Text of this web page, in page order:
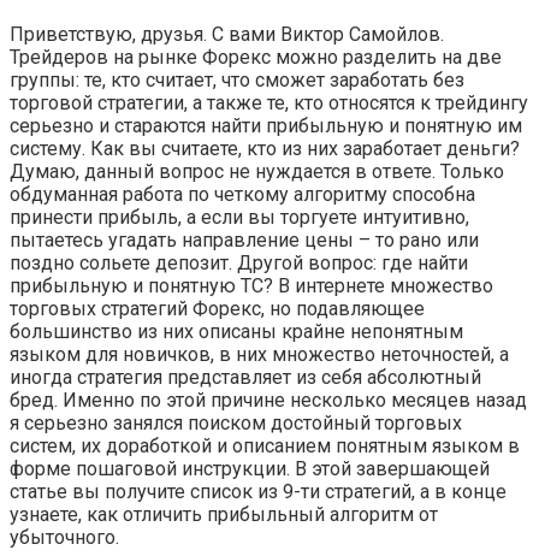
Приветствую, друзья. С вами Виктор Самойлов.
Трейдеров на рынке Форекс можно разделить на две
группы: те, кто считает, что сможет заработать без
торговой стратегии, а также те, кто относятся к трейдингу
серьезно и стараются найти прибыльную и понятную им
систему. Как вы считаете, кто из них заработает деньги?
Думаю, данный вопрос не нуждается в ответе. Только
обдуманная работа по четкому алгоритму способна
принести прибыль, а если вы торгуете интуитивно,
пытаетесь угадать направление цены – то рано или
поздно сольете депозит. Другой вопрос: где найти
прибыльную и понятную ТС? В интернете множество
торговых стратегий Форекс, но подавляющее
большинство из них описаны крайне непонятным
языком для новичков, в них множество неточностей, а
иногда стратегия представляет из себя абсолютный
бред. Именно по этой причине несколько месяцев назад
я серьезно занялся поиском достойный торговых
систем, их доработкой и описанием понятным языком в
форме пошаговой инструкции. В этой завершающей
статье вы получите список из 9-ти стратегий, а в конце
узнаете, как отличить прибыльный алгоритм от
убыточного.